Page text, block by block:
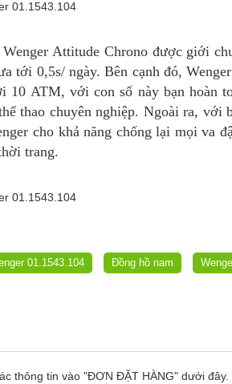
Attitude Chrono được giới
tới 0,5s/ ngày. Bên cạnh đó,
10 ATM, với con số này bạn hoàn
thao chuyên nghiệp. Ngoài ra, với
cho khả năng chống lại mọi va
trang.
01.1543.104 Đồng hồ nam
thông tin vào "ĐƠN ĐẶT HÀNG" dưới